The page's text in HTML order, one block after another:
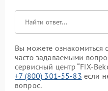
Вы можете
часто задаваемыми
сервисный центр “FIX-
+7 (800) 301-55-83 если
вопрос.